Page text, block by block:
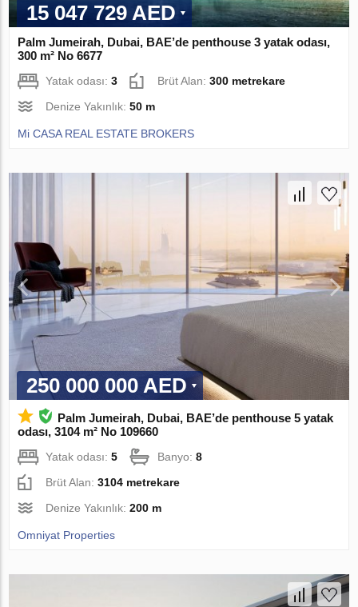
15 047 729 AED
Palm Jumeirah, Dubai, BAE’de penthouse 3 yatak odası,
300 m² No 6677
Yatak odası:3 Brüt Alan:300 metrekare
Denize Yakınlık:50 m
Mi CASA REAL ESTATE BROKERS
250 000 000 AED
Palm Jumeirah, Dubai, BAE’de penthouse 5 yatak
odası, 3104 m² No 109660
Yatak odası:5 Banyo:8
Brüt Alan:3104 metrekare
Denize Yakınlık:200 m
Omniyat Properties